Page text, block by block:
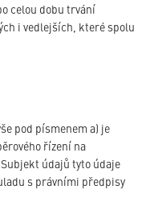
celou dobu trvání
i vedlejších, které spolu
pod písmenem a) je
řízení na
údajů tyto údaje
s právními předpisy